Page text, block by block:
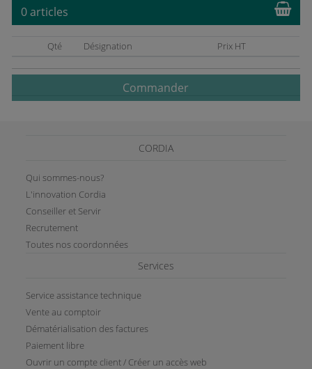
0 articles
Qté Désignation Prix HT
Commander
CORDIA
Qui sommes-nous?
L'innovation Cordia
Conseiller et Servir
Recrutement
Toutes nos coordonnées
Services
Service assistance technique
Vente au comptoir
Dématérialisation des factures
Paiement libre
Ouvrir un compte client / Créer un accès web